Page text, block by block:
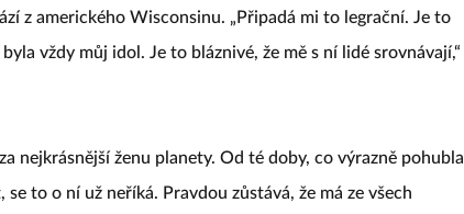
z amerického Wisconsinu. „Připadá mi to legrační. Je to
vždy můj idol. Je to bláznivé, že mě s ní lidé srovnávají,“
nejkrásnější ženu planety. Od té doby, co výrazně pohubla
to o ní už neříká. Pravdou zůstává, že má ze všech